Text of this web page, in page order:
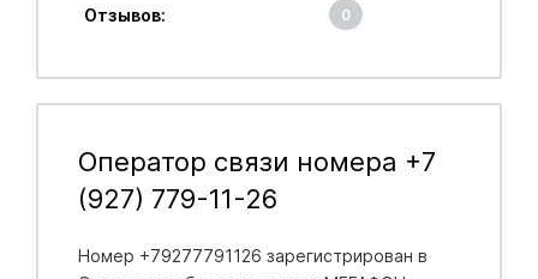
Отзывов: 0
Оператор связи номера +7
(927) 779-11-26
Номер +79277791126 зарегистрирован в